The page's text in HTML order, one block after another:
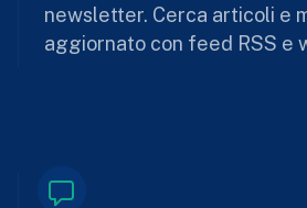
newsletter. Cerca articoli e
aggiornato con feed RSS e